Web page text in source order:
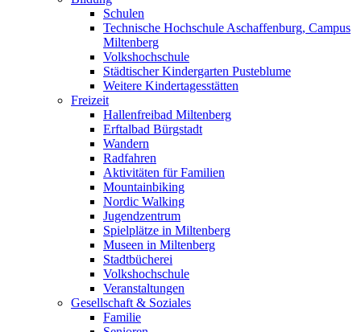
Schulen
Technische Hochschule Aschaffenburg, Campus
Miltenberg
Volkshochschule
Städtischer Kindergarten Pusteblume
Weitere Kindertagesstätten
Freizeit
Hallenfreibad Miltenberg
Erftalbad Bürgstadt
Wandern
Radfahren
Aktivitäten für Familien
Mountainbiking
Nordic Walking
Jugendzentrum
Spielplätze in Miltenberg
Museen in Miltenberg
Stadtbücherei
Volkshochschule
Veranstaltungen
Gesellschaft & Soziales
Familie